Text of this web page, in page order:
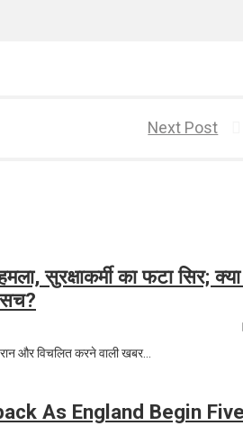
Next Post
सुरक्षाकर्मी का फटा सिर;
और विचलित करने वाली खबर…
As England Begin